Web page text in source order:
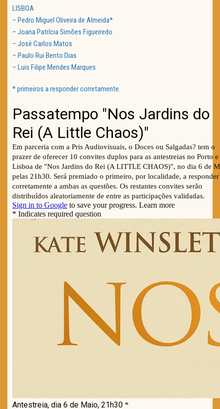
LISBOA
– Pedro Miguel Oliveira de Almeida*
– Joana Patrícia Simões Figueiredo
– José Carlos Matos
– Paulo Rui Bento Dias
– Luis Filipe Mendes Marques
* primeiros a responder corretamente.